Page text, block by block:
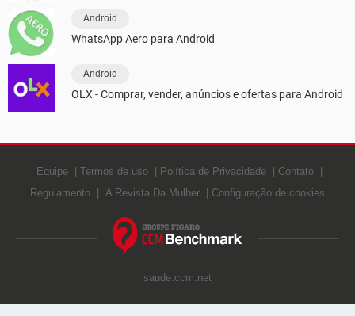
Android
WhatsApp Aero para Android
Android
OLX - Comprar, vender, anúncios e ofertas para Android
Equipe Termos de uso Política de Privacidade
Contato
Regulamento
A Revista Da Mulher Configuração de cookies
saude.ccm.net